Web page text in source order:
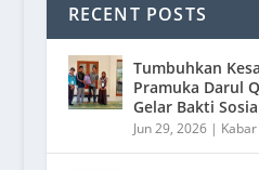
RECENT POSTS
Tumbuhkan
Pramuka Darul
Gelar Bakti
Jun 29, 2026|